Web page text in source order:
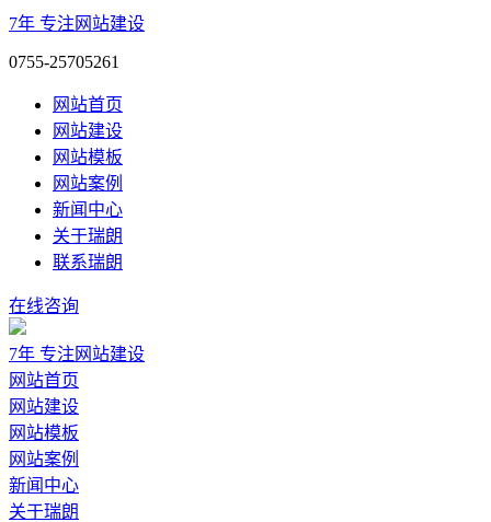
7年 专注网站建设
0755-25705261
网站首页
网站建设
网站模板
网站案例
新闻中心
关于瑞朗
联系瑞朗
在线咨询
7年 专注网站建设
网站首页
网站建设
网站模板
网站案例
新闻中心
关于瑞朗